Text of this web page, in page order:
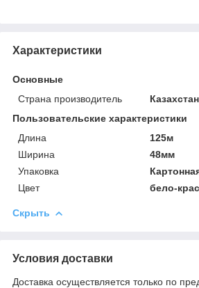
Характеристики
Основные
Страна производитель
Казахстан
Пользовательские характеристики
Длина
125м
Ширина
48мм
Упаковка
Цвет
бело-
Скрыть
Условия доставки
Доставка осуществляется только по